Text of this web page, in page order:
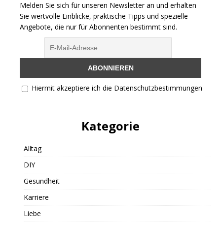
Melden Sie sich für unseren Newsletter an und erhalten
Sie wertvolle Einblicke, praktische Tipps und spezielle
Angebote, die nur für Abonnenten bestimmt sind.
Hiermit akzeptiere ich die Datenschutzbestimmungen
Kategorie
Alltag
DIY
Gesundheit
Karriere
Liebe